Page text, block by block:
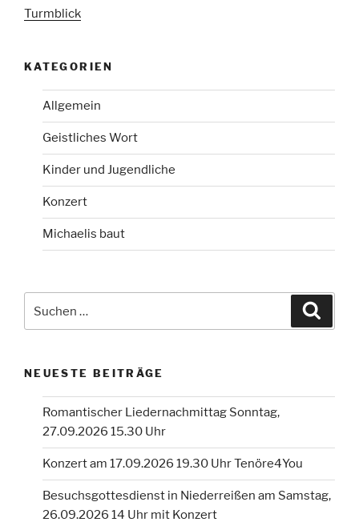
Turmblick
KATEGORIEN
Allgemein
Geistliches Wort
Kinder und Jugendliche
Konzert
Michaelis baut
NEUESTE BEITRÄGE
Romantischer Liedernachmittag Sonntag,
27.09.2026 15.30 Uhr
Konzert am 17.09.2026 19.30 Uhr Tenöre4You
Besuchsgottesdienst in Niederreißen am Samstag,
26.09.2026 14 Uhr mit Konzert